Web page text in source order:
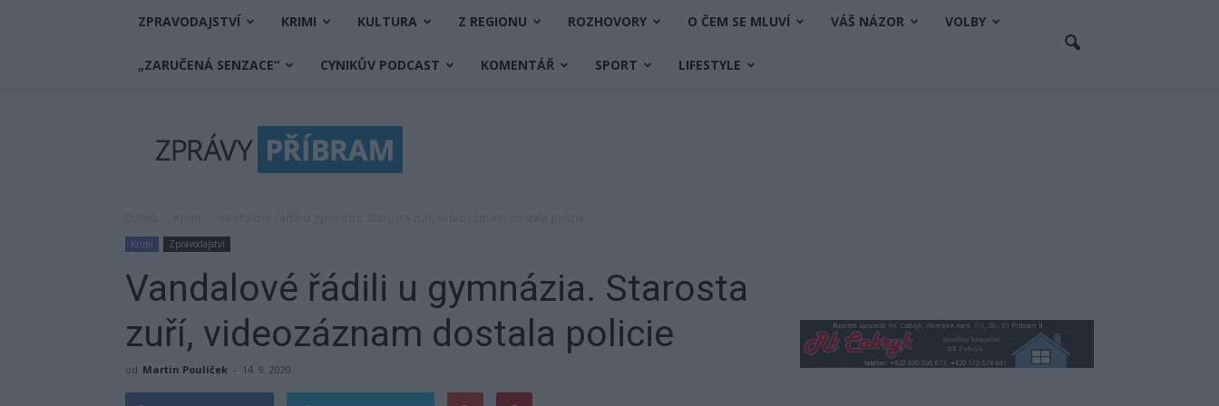
ZPRAVODAJSTVÍ KRIMI KULTURA Z REGIONU ROZHOVORY O ČEM SE MLUVÍ VÁŠ NÁZOR VOLBY
„ZARUČENÁ SENZACE“ CYNIKŮV PODCAST KOMENTÁŘ SPORT LIFESTYLE
Příbram
Krimi Zpravodajství
Vandalové řádili u gymnázia. Starosta
zuří, videozáznam dostala policie
od Martin Poulíček - 14. 9. 2020